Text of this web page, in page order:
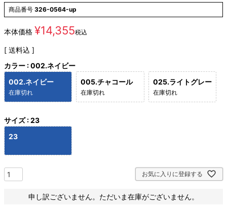
商品番号 326-0564-up
本体価格 ¥14,355税込
送料込
カラー 002.ネイビー
002.ネイビー
在庫切れ
005.チャコール
在庫切れ
025.ライトグレー
在庫切れ
サイズ 23
23
お気に入りに登録する
申し訳ございません。ただいま在庫がございません。